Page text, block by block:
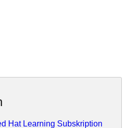
Hat Learning Subskription